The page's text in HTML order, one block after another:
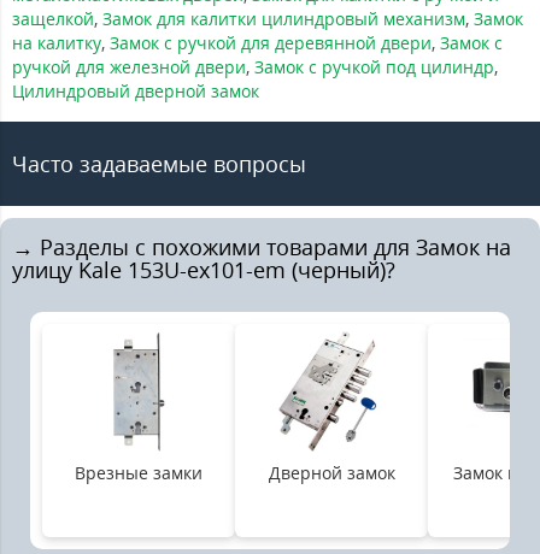
защелкой, Замок для калитки цилиндровый механизм, Замок
на калитку, Замок с ручкой для деревянной двери, Замок с
ручкой для железной двери, Замок с ручкой под цилиндр,
Цилиндровый дверной замок
Часто задаваемые вопросы
→ Разделы с похожими товарами для Замок на
улицу Kale 153U-ex101-em (черный)?
Врезные замки Дверной замок Замок на